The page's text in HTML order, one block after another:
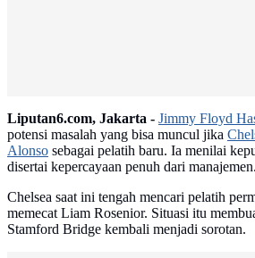
Liputan6.com, Jakarta - Jimmy Floyd
potensi masalah yang bisa muncul jika
Alonso sebagai pelatih baru. Ia menilai
disertai kepercayaan penuh dari manajemen.
Chelsea saat ini tengah mencari pelatih
memecat Liam Rosenior. Situasi itu
Stamford Bridge kembali menjadi sorotan.